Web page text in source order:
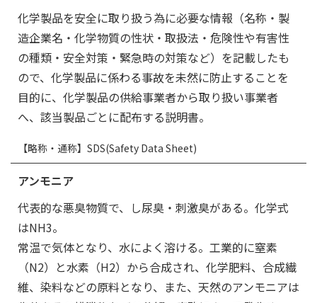
化学製品を安全に取り扱う為に必要な情報（名称・製
造企業名・化学物質の性状・取扱法・危険性や有害性
の種類・安全対策・緊急時の対策など）を記載したも
ので、化学製品に係わる事故を未然に防止することを
目的に、化学製品の供給事業者から取り扱い事業者
へ、該当製品ごとに配布する説明書。
【略称・通称】SDS(Safety Data Sheet)
アンモニア
代表的な悪臭物質で、し尿臭・刺激臭がある。化学式
はNH3。
常温で気体となり、水によく溶ける。工業的に窒素
（N2）と水素（H2）から合成され、化学肥料、合成繊
維、染料などの原料となり、また、天然のアンモニアは